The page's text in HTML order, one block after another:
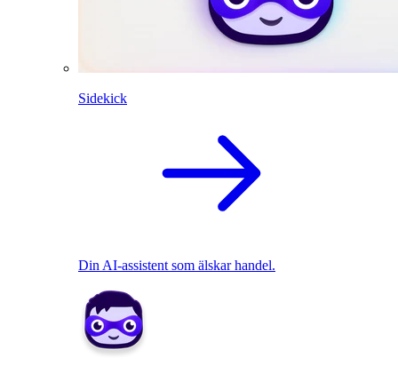
Sidekick
Din AI-assistent som älskar handel.